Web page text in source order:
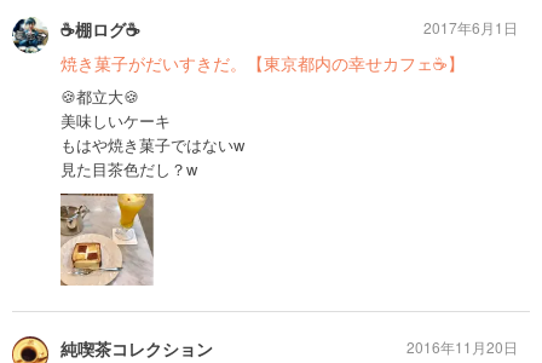
☕️棚ログ☕️
焼き菓子がだいすきだ。【東京都内の幸せカフェ☕️】
🍪都立大🍪
美味しいケーキ
もはや焼き菓子ではないw
見た目茶色だし？w
2017年6月1日
純喫茶コレクション
2016年11月20日